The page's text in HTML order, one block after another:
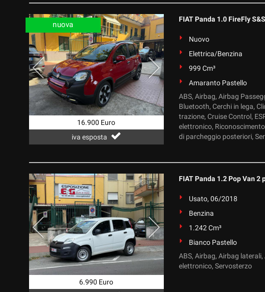
16.900 Euro
iva esposta
nuova
FIAT Panda 1.0 FireFly
Nuovo
Elettrica/Benzina
999 Cm³
Amaranto Pastello
ABS, Airbag, Airbag
Bluetooth, Cerchi in lega,
trazione, Cruise Control,
elettronico,
di parcheggio posteriori,
6.990 Euro
FIAT Panda 1.2 Pop Van 2
Usato, 06/2018
Benzina
1.242 Cm³
Bianco Pastello
ABS, Airbag, Airbag
elettronico, Servosterzo